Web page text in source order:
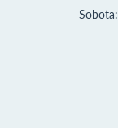
Sobota: